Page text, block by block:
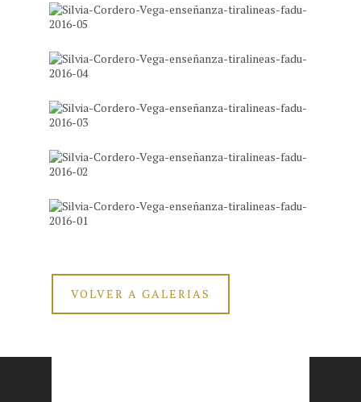
VOLVER A GALERIAS